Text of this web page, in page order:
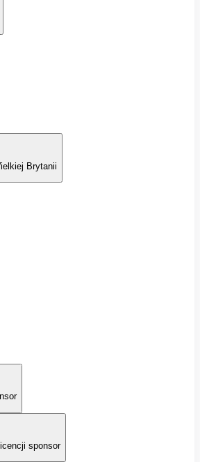
Brytanii
sponsor